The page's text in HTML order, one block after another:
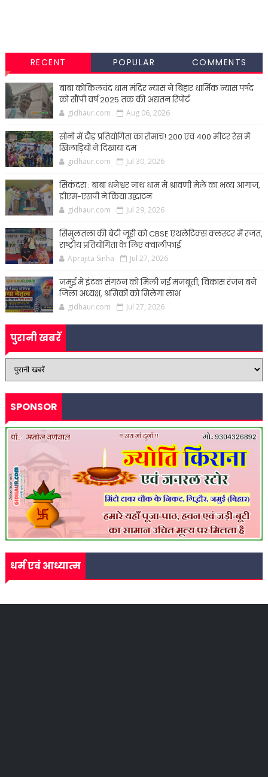
RECENT POPULAR COMMENTS
बाबा कोकिलचंद धाम मंदिर न्यास ने बिहार धार्मिक न्यास पर्षद
को सौंपी वर्ष 2025 तक की अद्यतन रिपोर्ट
gidhaur.com Aug 06, 2026
सोनो में दौड़ प्रतियोगिता का रोमांच! 200 एवं 400 मीटर रेस में
खिलाड़ियों ने दिखाया दम
gidhaur.com Jul 30, 2026
सिकंदरा : बाबा धनेश्वर नाथ धाम में श्रावणी मेले का भव्य आगाज,
डीएम-एसपी ने किया उद्घाटन
gidhaur.com Jul 29, 2026
सिमुलतला की बेटी जूही को CBSE एथलेटिक्स क्लस्टर में रजत,
राष्ट्रीय प्रतियोगिता के लिए क्वालीफाई
Aprajita Sinha Jul 27, 2026
जमुई में इंटक संगठन को मिली नई मजबूती, विकास रंजन बने
जिला अध्यक्ष, श्रमिकों को मिलेगा लाभ
gidhaur.com Jul 27, 2026
पुरानी खबरें
SPONSOR
धर्म एवं आध्यात्म